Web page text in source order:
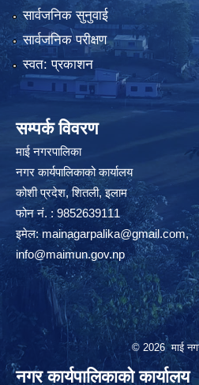
सार्वजनिक सुनुवाई
सार्वजनिक परीक्षण
स्वत: प्रकाशन
सम्पर्क विवरण
माई नगरपालिका
नगर कार्यपालिकाको कार्यालय
कोशी प्रदेश, शितली, इलाम
फोन नं. : 9852639111
इमेल:mainagarpalika@gmail.com,
info@maimun.gov.np
© 2026 माई
नगर कार्यपालिकाको कार्यालय